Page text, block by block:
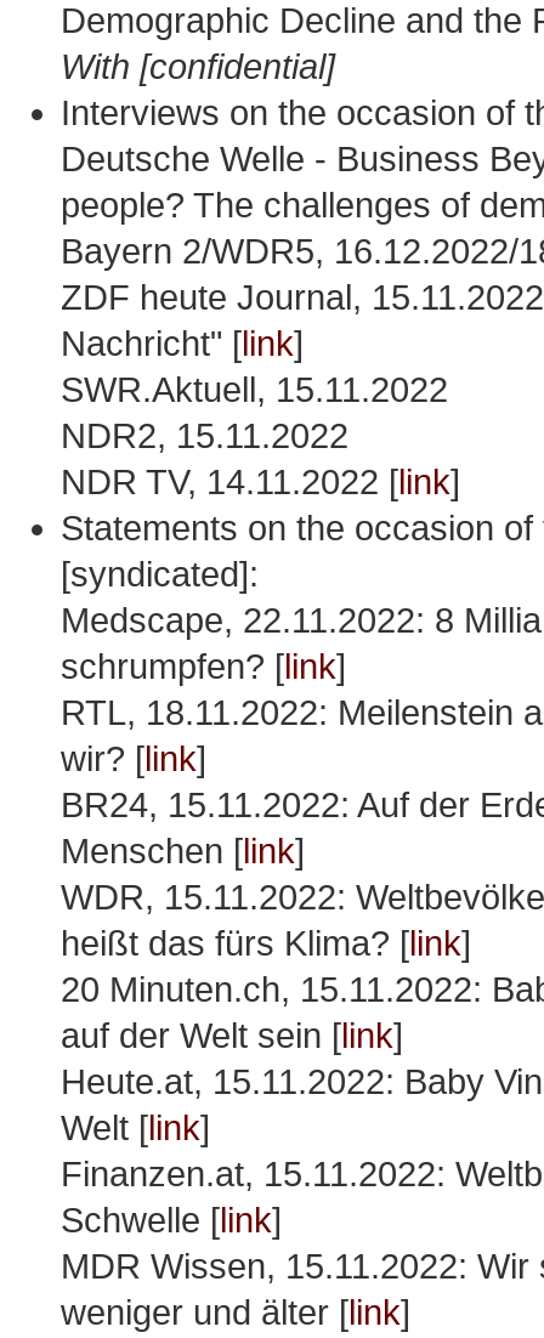
Demographic Decline and the
With [confidential]
Interviews on the occasion of
Deutsche Welle - Business
people? The challenges of
Bayern 2/WDR5, 16.12.2022/
ZDF heute Journal,
Nachricht" [link]
SWR.Aktuell, 15.11.2022
NDR2, 15.11.2022
NDR TV, 14.11.2022 [link]
Statements on the occasion
[syndicated]:
Medscape, 22.11.2022: 8
schrumpfen? [link]
RTL, 18.11.2022: Meilenstein
wir? [link]
BR24, 15.11.2022: Auf der
Menschen [link]
WDR, 15.11.2022:
heißt das fürs Klima? [link]
20 Minuten.ch, 15.11.2022:
auf der Welt sein [link]
Heute.at, 15.11.2022: Baby
Welt [link]
Finanzen.at, 15.11.2022:
Schwelle [link]
MDR Wissen, 15.11.2022:
weniger und älter [link]